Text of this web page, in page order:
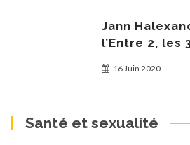
Jann
l’Entre 2, les
16 Juin 2020
Santé et sexualité